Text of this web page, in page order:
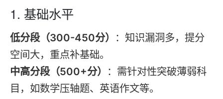
1. 基础水平
低分段（300-450分）
：知识漏洞多，提分
空间大，重点补基础。
中高分段（500+分）
：需针对性突破薄弱科
目，如数学压轴题、英语作文等。